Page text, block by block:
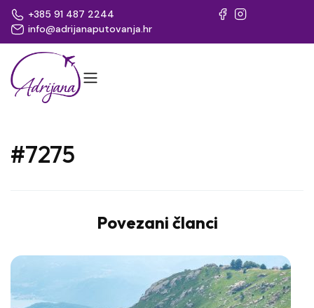
+385 91 487 2244
info@adrijanaputovanja.hr
#7275
Povezani članci